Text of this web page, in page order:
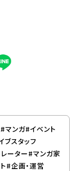
#マンガ#イベント
ブスタッフ
ーター#マンガ家
#企画・運営